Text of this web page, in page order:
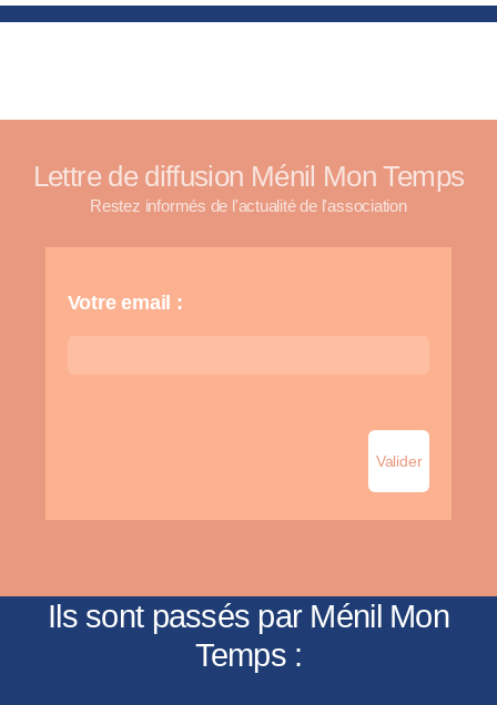
Lettre de diffusion Ménil Mon Temps
Restez informés de l'actualité de l'association
Votre email :
Ils sont passés par Ménil Mon
Temps :